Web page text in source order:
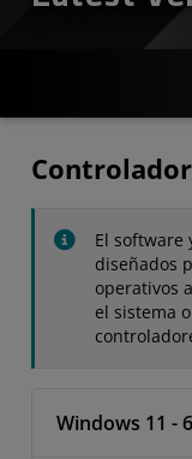
El software
diseñados
operativos
el sistema
Windows 11 -